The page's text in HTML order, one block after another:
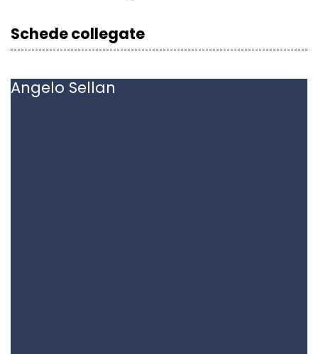
Schede collegate
Angelo Sellan